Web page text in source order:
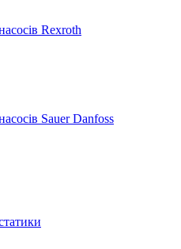
Rexroth
Sauer Danfoss